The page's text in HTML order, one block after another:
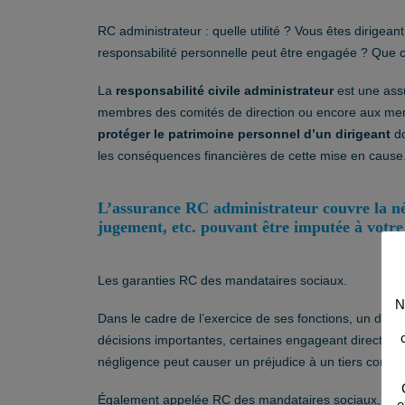
RC administrateur : quelle utilité ? Vous êtes
responsabilité personnelle peut être engagée ?
La responsabilité civile administrateurest une
membres des comités de direction ou encore aux
protéger le patrimoine personnel d’un dirigeant
les conséquences financières de cette mise en cause.
L’assurance RC administrateur couvre la
jugement, etc. pouvant être imputée à
Les garanties RC des mandataires sociaux.
Dans le cadre de l’exercice de ses fonctions, un
décisions importantes, certaines engageant
négligence peut causer un préjudice à un tiers
Également appelée RC des mandataires sociaux, la